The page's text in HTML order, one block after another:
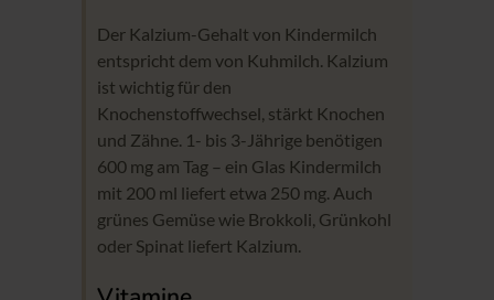
Der Kalzium-Gehalt von Kindermilch
entspricht dem von Kuhmilch. Kalzium
ist wichtig für den
Knochenstoffwechsel, stärkt Knochen
und Zähne. 1- bis 3-Jährige benötigen
600 mg am Tag – ein Glas Kindermilch
mit 200 ml liefert etwa 250 mg. Auch
grünes Gemüse wie Brokkoli, Grünkohl
oder Spinat liefert Kalzium.